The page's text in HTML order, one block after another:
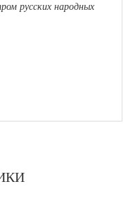
русских народных